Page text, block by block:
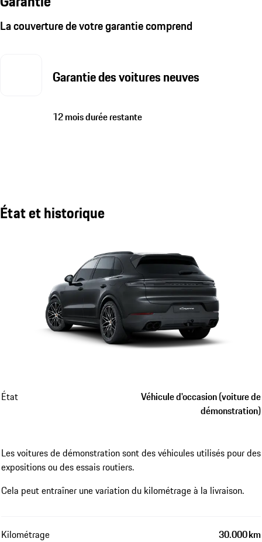
La couverture de votre garantie comprend
Garantie des voitures neuves
12 mois durée restante
État et historique
État
Véhicule d'occasion (voiture de
démonstration)
Les voitures de démonstration sont des véhicules utilisés pour des
expositions ou des essais routiers.
Cela peut entraîner une variation du kilométrage à la livraison.
Kilométrage 30.000 km